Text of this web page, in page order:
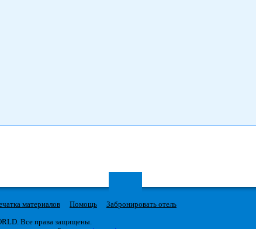
материалов Помощь
Забронировать отель
Все права защищены.